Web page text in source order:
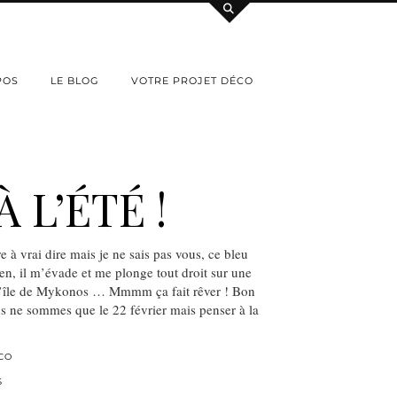
LE BLOG VOTRE PROJET DÉCO
L’ÉTÉ !
à vrai dire mais je ne sais pas vous, ce bleu
il m’évade et me plonge tout droit sur une
de Mykonos … Mmmm ça fait rêver ! Bon
ne sommes que le 22 février mais penser à la